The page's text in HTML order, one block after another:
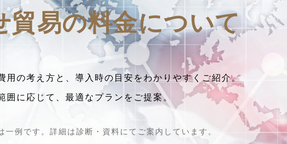
貿易の料金について
用の考え方と、導入時の目安をわかりやすくご紹介。
囲に応じて、最適なプランをご提案。
例です。詳細は診断・資料にてご案内しています。